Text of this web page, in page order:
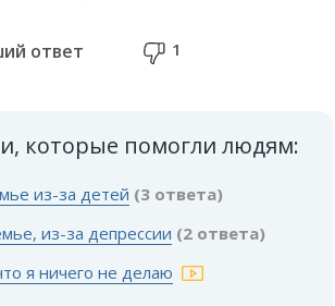
ответ 1
которые помогли людям:
из-за детей (3 ответа)
из-за депрессии (2 ответа)
я ничего не делаю